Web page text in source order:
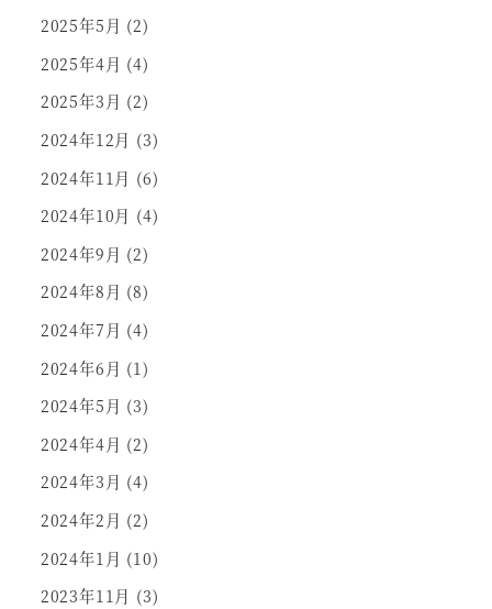
2025年5月 (2)
2025年4月 (4)
2025年3月 (2)
2024年12月 (3)
2024年11月 (6)
2024年10月 (4)
2024年9月 (2)
2024年8月 (8)
2024年7月 (4)
2024年6月 (1)
2024年5月 (3)
2024年4月 (2)
2024年3月 (4)
2024年2月 (2)
2024年1月 (10)
2023年11月 (3)